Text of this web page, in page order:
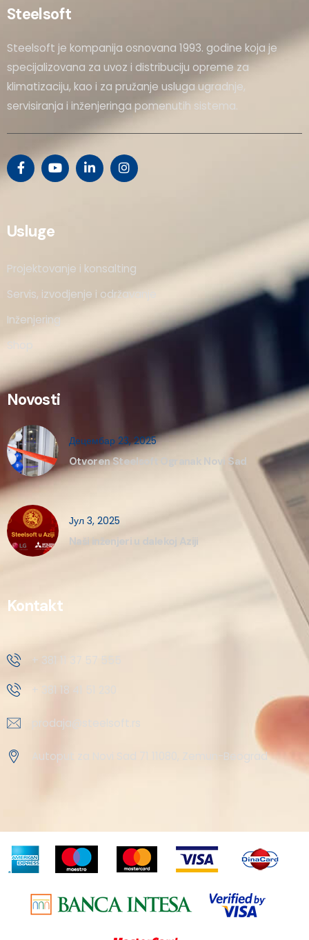
Steelsoft
Steelsoft je kompanija osnovana 1993. godine koja je
specijalizovana za uvoz i distribuciju opreme za
klimatizaciju, kao i za pružanje usluga ugradnje,
servisiranja i inženjeringa pomenutih sistema.
Usluge
Projektovanje i konsalting
Servis, izvodjenje i održavanje
Inženjering
Shop
Novosti
Децембар 23, 2025
Otvoren Steelsoft Ogranak Novi Sad
Јул 3, 2025
Naši inženjeri u dalekoj Aziji
Kontakt
+ 381 11 37 57 555
+ 381 18 41 51 230
prodaja@steelsoft.rs
Autoput za Novi Sad 71 11080, Zemun-Beograd